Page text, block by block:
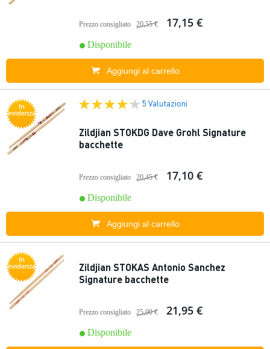
Prezzo consigliato 20,55 € 17,15 €
Disponibile
Aggiungi al carrello
In
evidenza
5 Valutazioni
Zildjian STOKDG Dave Grohl Signature
bacchette
Prezzo consigliato 20,45 € 17,10 €
Disponibile
Aggiungi al carrello
In
evidenza
Zildjian STOKAS Antonio Sanchez
Signature bacchette
Prezzo consigliato 25,00 € 21,95 €
Disponibile